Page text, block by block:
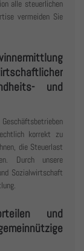
alle steuerlichen
vermeiden Sie
und
korrekt zu
die Steuerlast
Durch unsere
Sozialwirtschaft
und